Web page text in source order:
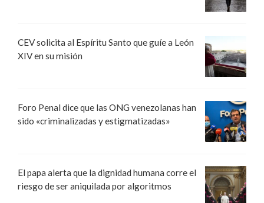
CEV solicita al Espíritu Santo que guíe a León
XIV en su misión
Foro Penal dice que las ONG venezolanas han
sido «criminalizadas y estigmatizadas»
El papa alerta que la dignidad humana corre el
riesgo de ser aniquilada por algoritmos